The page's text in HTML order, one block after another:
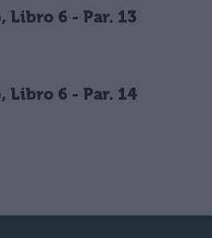
Libro 6 - Par. 13
Libro 6 - Par. 14